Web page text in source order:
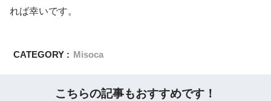
れば幸いです。
CATEGORY : Misoca
こちらの記事もおすすめです！